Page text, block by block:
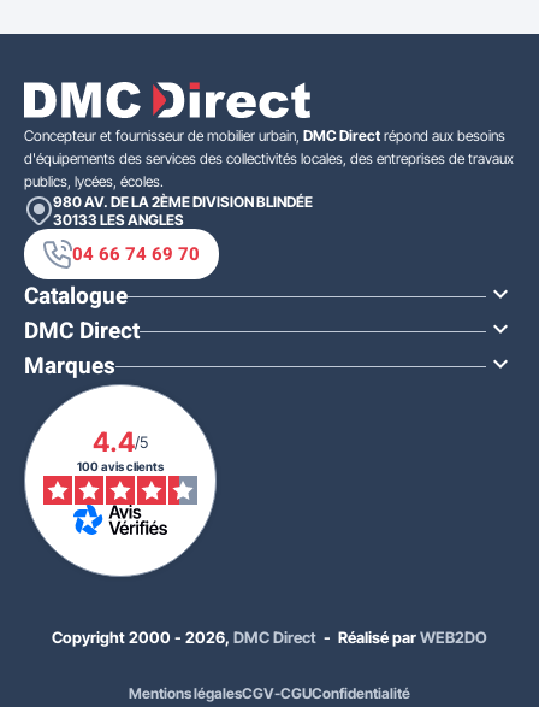
Concepteur et fournisseur de mobilier urbain, DMC Direct répond aux besoins
d'équipements des services des collectivités locales, des entreprises de travaux
publics, lycées, écoles.
980 AV. DE LA 2ÈME DIVISION BLINDÉE
30133 LES ANGLES
04 66 74 69 70
Catalogue 
DMC Direct 
Marques 
4.4/5
100 avis clients
Copyright 2000 - 2026, DMC Direct - Réalisé parWEB2DO
Mentions légalesCGV-CGUConfidentialité